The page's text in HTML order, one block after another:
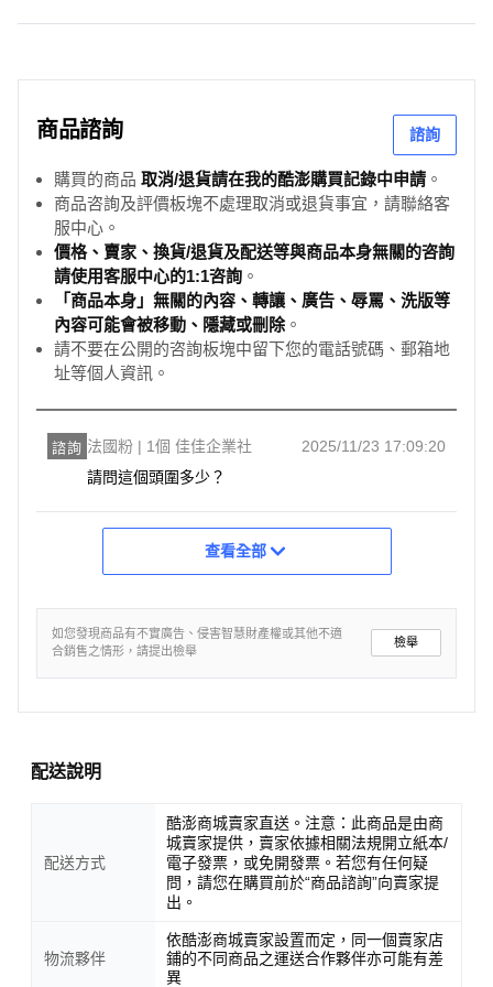
商品諮詢 諮詢
購買的商品 取消/退貨請在我的酷澎購買記錄中申請 。
商品咨詢及評價板塊不處理取消或退貨事宜，請聯絡客
服中心。
價格、賣家、換貨/退貨及配送等與商品本身無關的咨詢
請使用客服中心的1:1咨詢 。
「商品本身」無關的內容、轉讓、廣告、辱罵、洗版等
內容可能會被移動、隱藏或刪除。
請不要在公開的咨詢板塊中留下您的電話號碼、郵箱地
址等個人資訊。
諮詢 法國粉 | 1個 佳佳企業社
2025/11/23 17:09:20
請問這個頭圍多少？
查看全部
如您發現商品有不實廣告、侵害智慧財產權或其他不適
合銷售之情形，請提出檢舉
檢舉
配送說明
配送方式
酷澎商城賣家直送。注意：此商品是由商
城賣家提供，賣家依據相關法規開立紙本/
電子發票，或免開發票。若您有任何疑
問，請您在購買前於“商品諮詢”向賣家提
出。
物流夥伴
依酷澎商城賣家設置而定，同一個賣家店
鋪的不同商品之運送合作夥伴亦可能有差
異